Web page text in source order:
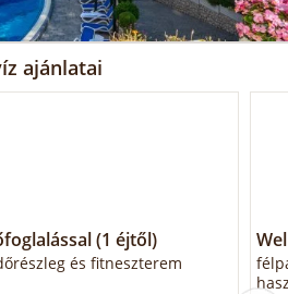
ajánlatai
(1 éjtől)
és fitneszterem